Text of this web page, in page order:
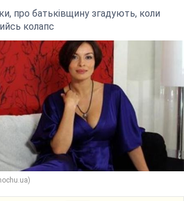
про батьківщину згадують, коли
колапс